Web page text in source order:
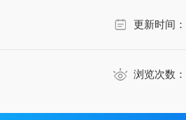
子、血管生成素、动脉粥样硬化因子
剂盒可以免费代测。
更新时间：
浏览次数：